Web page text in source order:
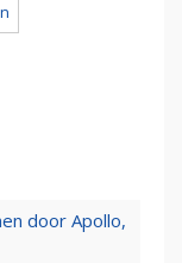
door Apollo,